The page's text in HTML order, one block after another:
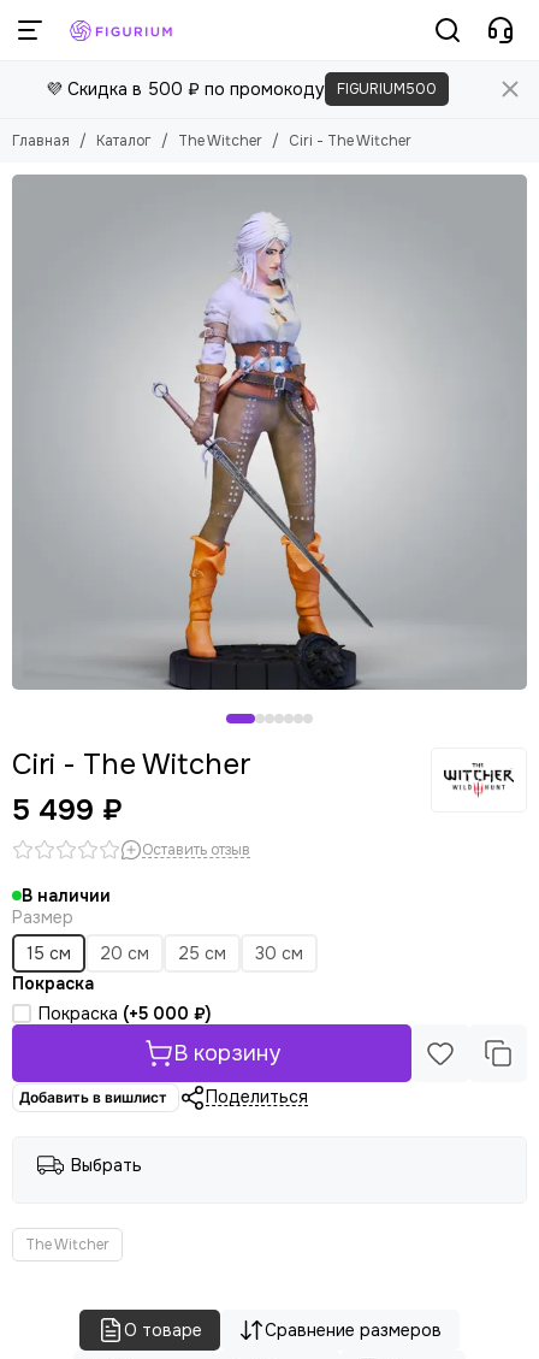
💜 Скидка в 500 ₽ по промокоду FIGURIUM500
Главная Каталог The Witcher Ciri - The Witcher
Ciri - The Witcher
5 499 ₽
Оставить отзыв
В наличии
Размер
15 см
20 см 25 см
30 см
Покраска
Покраска (+5 000 ₽)
В корзину
Добавить в вишлист Поделиться
Выбрать
The Witcher
О товаре
Сравнение размеров